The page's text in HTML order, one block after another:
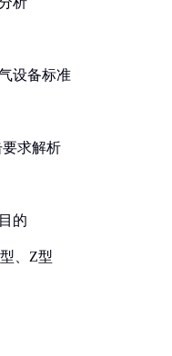
设备标准
要求解析
的
、Z型